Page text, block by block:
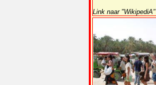
Link naar "WikipediA"